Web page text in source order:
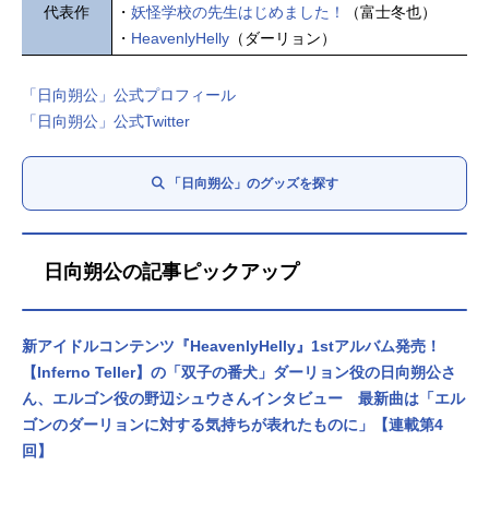
代表作
・ 妖怪学校の先生はじめました！
（富士冬也）
・ HeavenlyHelly （ダーリョン）
「日向朔公」公式プロフィール
「日向朔公」公式Twitter
「日向朔公」のグッズを探す
日向朔公の記事ピックアップ
新アイドルコンテンツ『HeavenlyHelly』1stアルバム発売！
【Inferno Teller】の「双子の番犬」ダーリョン役の日向朔公さ
ん、エルゴン役の野辺シュウさんインタビュー 最新曲は「エル
ゴンのダーリョンに対する気持ちが表れたものに」【連載第4
回】